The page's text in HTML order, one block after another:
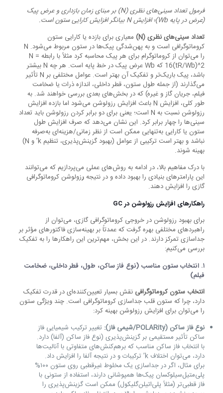
فرمول تعداد سینی‌های نظری(N)
بر مبنای زمان بازداری و عرض پیک
(عرض در پایه ؛ افزایشN بیانگر افزایش کارایی ستون است.
تعداد سینی‌های نظری(N)
معیاری برای بازده یا کارایی ستون
کروماتوگرافی است و به پهن‌شدگی پیک‌ها در ستون مربوط می‌شود. N
را می‌توان از کروماتوگرام برای هر پیک محاسبه کرد مثلاً با رابطه N =
16(tR/Wb)^2 که Wb عرض پیک در خط پایه است. هر چه N بیشتر
باشد، پیک باریک‌تر و تفکیک آن بهتر است. عوامل مختلفی بر N تأثیر
می‌گذارند (از جمله طول ستون، قطر داخلی، اندازه ذرات یا ضخامت
فیلم، جریان گاز و غیره) که در بخش‌های بعدی بررسی خواهند شد. به
طور کلی، افزایش N باعث افزایش رزولوشن می‌شود اما بازده افزایش
رزولوشن نسبت به N است؛ یعنی برای دو برابر کردن رزولوشن باید تعداد
سینی‌ها را چهار برابر کرد. این نشان می‌دهد که صرف افزایش طول
ستون یا کارایی به‌تنهایی ممکن است از نظر زمانی/هزینه‌ای به‌صرفه
نباشد و بهتر است ترکیبی از عوامل (بهبود گزینش‌پذیری، تنظیم k’ و N)
بهینه شوند.
با درک مفاهیم بالا، در ادامه به روش‌های عملی می‌پردازیم که می‌توانند
این پارامترهای بنیادی را بهبود داده و در نتیجهرزولوشن کروماتوگرافی
گازی را افزایش دهند.
راهکارهای افزایش رزولوشن درGC
برای بهبود رزولوشن در خروجی کروماتوگرافی گازی، می‌توان از
راهبردهای مختلفی بهره گرفت که عمدتاً بر بهینه‌سازی فاکتورهای مؤثر بر
جداسازی تمرکز دارند. در این بخش، مهم‌ترین این راهکارها را به تفکیک
بررسی می‌کنیم:
۱. انتخاب ستون مناسب (نوع فاز ساکن، طول، قطر داخلی، ضخامت
فیلم)
انتخاب ستون کروماتوگرافی نقش بسیار تعیین‌کننده‌ای در قدرت تفکیک
دارد، چرا که ستون قلب جداسازی کروماتوگرافی است. چند ویژگی ستون
را می‌توان برای افزایش رزولوشن بهینه کرد:
نوع فاز ساکن (POLARity/شیمی فاز):
تغییر ترکیب شیمیایی فاز
ساکن تأثیر مستقیمی بر گزینش‌پذیری (نوع فاز ساکن (آلفا) دارد.
با انتخاب فاز ساکن مناسب که برهم‌کنش‌های متفاوتی با آنالیت‌ها
دارد، می‌توان اختلاف k’ ترکیبات و در نتیجه آلفا را افزایش داد.
برای مثال، اگر در جداسازی یک مخلوط غیرقطبی روی ستون ۱۰۰%
پلی‌متیل‌سیلوکسان پیک‌ها همپوشانی دارند، استفاده از ستونی با
فاز قطبی‌تر (مثلاً پلی‌اتیلن‌گلیکول) ممکن است گزینش‌پذیری را